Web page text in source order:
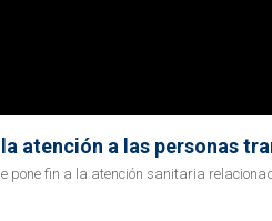
atención a las personas
pone fin a la atención sanitaria